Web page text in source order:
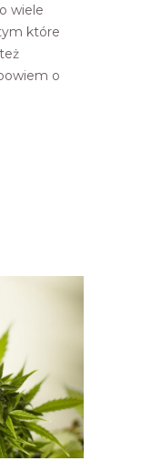
wiele
które
o